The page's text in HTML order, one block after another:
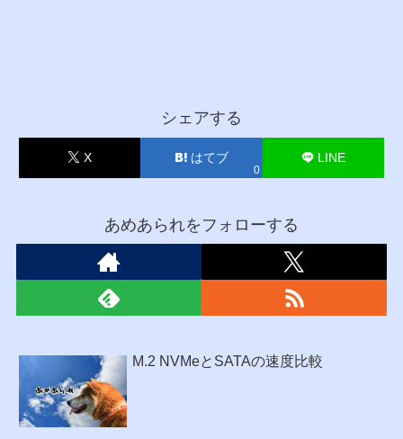
シェアする
X はてブ
0
LINE
あめあられをフォローする
M.2 NVMeとSATAの速度比較